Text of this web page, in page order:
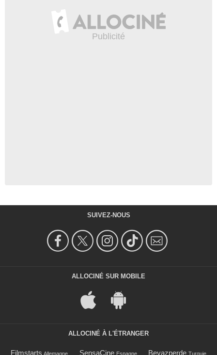
SUIVEZ-NOUS
ALLOCINÉ SUR MOBILE
ALLOCINÉ À L'ÉTRANGER
Filmstarts Allemagne SensaCine Espagne Beyazperde Turquie